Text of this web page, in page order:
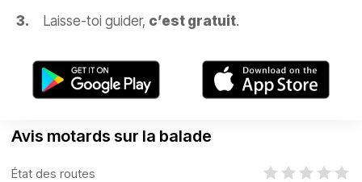
Laisse-toi guider, c’est gratuit.
Avis motards sur la balade
État des routes